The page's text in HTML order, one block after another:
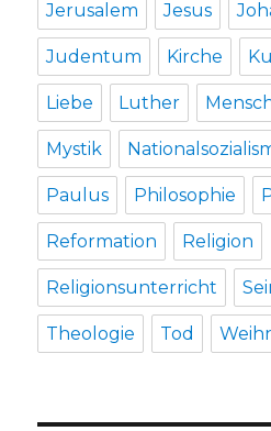
Jerusalem Jesus
Judentum Kirche
Liebe Luther
Mystik
Paulus Philosophie
Reformation Religion
Religionsunterricht
Theologie Tod